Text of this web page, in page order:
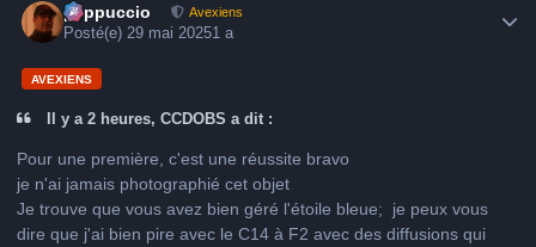
peppuccio Avexiens
Posté(e)29 mai 20251 a
AVEXIENS
Il y a 2 heures, CCDOBS a dit :
Pour une première, c'est une réussite bravo
je n'ai jamais photographié cet objet
Je trouve que vous avez bien géré l'étoile bleue; je peux vous
dire que j'ai bien pire avec le C14 à F2 avec des diffusions qui